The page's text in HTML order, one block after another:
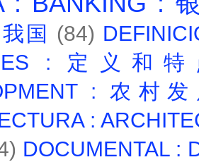
国 (84)
: 定义和
: 农村
:
DOCUMENTAL :